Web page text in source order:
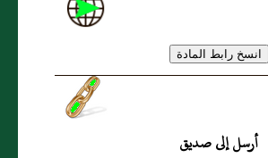
أرسل إلى صديق